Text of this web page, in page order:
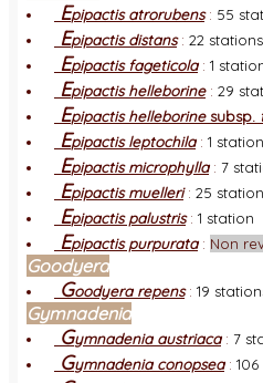
Epipactis atrorubens: 55
Epipactis distans: 22 stations
Epipactis fageticola: 1
Epipactis helleborine: 29
Epipactis helleborinesubsp.
Epipactis leptochila: 1 station
Epipactis microphylla: 7
Epipactis muelleri: 25
Epipactis palustris: 1 station
Epipactis purpurata: Non
Goodyera
Goodyera repens: 19
Gymnadenia
Gymnadenia austriaca: 7
Gymnadenia conopsea: